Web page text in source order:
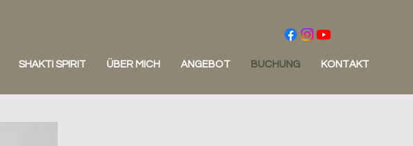
SHAKTI SPIRIT ÜBER MICH ANGEBOT BUCHUNG KONTAKT